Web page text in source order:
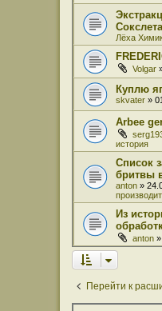
Сокслета
Лёха
Volgar
Куплю
skvater »
Arbee
история
Список
бритвы
anton »
Из
anton
Перейти к